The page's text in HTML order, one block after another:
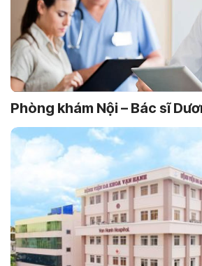
Phòng khám Nội – Bác sĩ